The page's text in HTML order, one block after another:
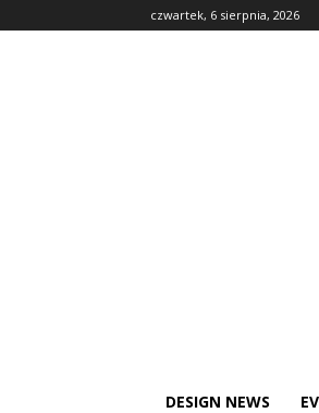
czwartek, 6 sierpnia, 2026
DESIGN NEWS